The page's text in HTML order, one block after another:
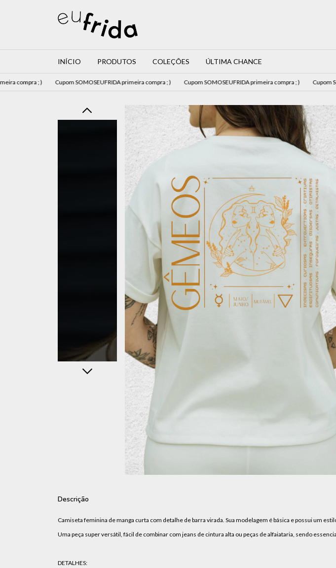
INÍCIO PRODUTOS COLEÇÕES ÚLTIMA CHANCE
; ) Cupom SOMOSEUFRIDA primeira compra ; ) Cupom SOMOSEUFRIDA primeira compra ; ) Cupom
Descrição
Camiseta feminina de manga curta com detalhe de barra virada. Sua modelagem é básica e possui um
Uma peça super versátil, fácil de combinar com jeans de cintura alta ou peças de alfaiataria, sendo
DETALHES: